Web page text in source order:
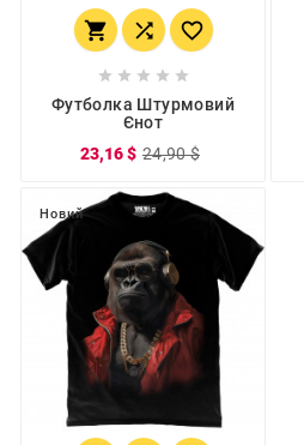
  
    
Футболка Штурмовий
Єнот
23,16 $ 24,90 $
Новий